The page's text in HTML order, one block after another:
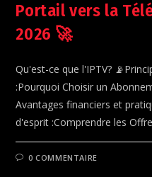
Portail vers la
2026 🚀
Qu'est-ce que l'IPTV?
:Pourquoi Choisir un
Avantages financiers et
d'esprit :Comprendre les
0 COMMENTAIRE